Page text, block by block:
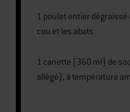
1 poulet entier dégraissé d'environ 1,8 kg sans le
cou et les abats
1 canette (360 ml) de soda au citron-lime (non
allégé), à température